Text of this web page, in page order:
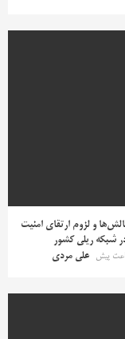
و لزوم ارتقای امنیت
شبکه ریلی کشور
علی مردی